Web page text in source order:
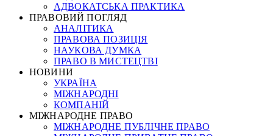
АДВОКАТСЬКА ПРАКТИКА
ПРАВОВИЙ ПОГЛЯД
АНАЛІТИКА
ПРАВОВА ПОЗИЦІЯ
НАУКОВА ДУМКА
ПРАВО В МИСТЕЦТВІ
НОВИНИ
УКРАЇНА
МІЖНАРОДНІ
КОМПАНІЙ
МІЖНАРОДНЕ ПРАВО
МІЖНАРОДНЕ ПУБЛІЧНЕ ПРАВО